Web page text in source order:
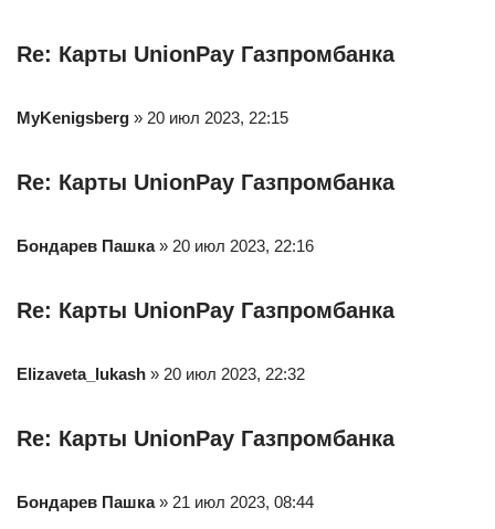
Re: Карты UnionPay Газпромбанка
MyKenigsberg » 20 июл 2023, 22:15
Re: Карты UnionPay Газпромбанка
Бондарев Пашка» 20 июл 2023, 22:16
Re: Карты UnionPay Газпромбанка
Elizaveta_lukash » 20 июл 2023, 22:32
Re: Карты UnionPay Газпромбанка
Бондарев Пашка» 21 июл 2023, 08:44